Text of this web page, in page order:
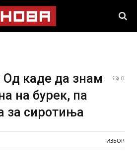
каде да знам
на бурек, па
за сиротиња
0
ИЗБОР